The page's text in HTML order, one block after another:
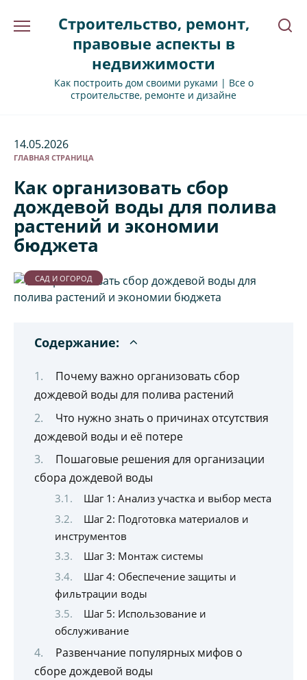
Строительство, ремонт,
правовые аспекты в
недвижимости
Как построить дом своими руками | Все о
строительстве, ремонте и дизайне
14.05.2026
ГЛАВНАЯ СТРАНИЦА
Как организовать сбор
дождевой воды для полива
растений и экономии
бюджета
САД И ОГОРОД
Содержание:
Почему важно организовать сбор
дождевой воды для полива растений
Что нужно знать о причинах отсутствия
дождевой воды и её потере
Пошаговые решения для организации
сбора дождевой воды
Шаг 1: Анализ участка и выбор места
Шаг 2: Подготовка материалов и
инструментов
Шаг 3: Монтаж системы
Шаг 4: Обеспечение защиты и
фильтрации воды
Шаг 5: Использование и
обслуживание
Развенчание популярных мифов о
сборе дождевой воды